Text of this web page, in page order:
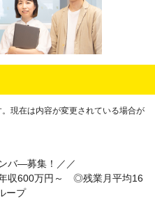
現在は内容が変更されている場合が
バ―募集！／／
収600万円～ ◎残業月平均16
ープ